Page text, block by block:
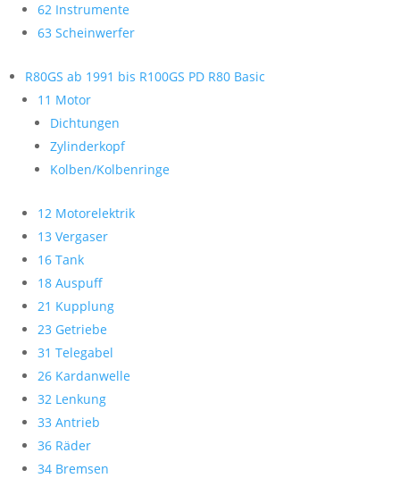
62 Instrumente
63 Scheinwerfer
R80GS ab 1991 bis R100GS PD R80 Basic
11 Motor
Dichtungen
Zylinderkopf
Kolben/Kolbenringe
12 Motorelektrik
13 Vergaser
16 Tank
18 Auspuff
21 Kupplung
23 Getriebe
31 Telegabel
26 Kardanwelle
32 Lenkung
33 Antrieb
36 Räder
34 Bremsen